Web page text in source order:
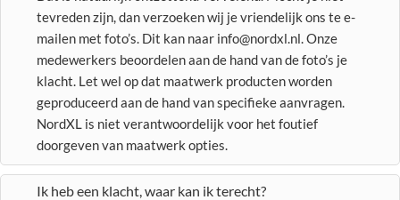
tevreden zijn, dan verzoeken wij je vriendelijk ons te e-
mailen met foto’s. Dit kan naar info@nordxl.nl. Onze
medewerkers beoordelen aan de hand van de foto’s je
klacht. Let wel op dat maatwerk producten worden
geproduceerd aan de hand van specifieke aanvragen.
NordXL is niet verantwoordelijk voor het foutief
doorgeven van maatwerk opties.
Ik heb een klacht, waar kan ik terecht?